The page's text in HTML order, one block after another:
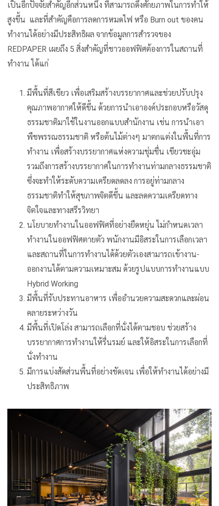
เป็นอีกปัจจัยสำคัญอีกส่วนหนึ่ง ที่สามารถดึงศักยภาพในการทำให้
สูงขึ้น และที่สำคัญคือการลดการหมดไฟ หรือ Burn out ของคน
ทำงานได้อย่างมีประสิทธิผล จากข้อมูลการสำรวจของ
REDPAPER เผยถึง 5 สิ่งสำคัญที่ชาวออฟฟิศต้องการในสถานที่
ทำงาน ได้แก่
มีพื้นที่สีเขียว เพื่อเสริมสร้างบรรยากาศและช่วยปรับปรุง
คุณภาพอากาศให้ดีขึ้น ด้วยการนำเอาองค์ประกอบหรือวัสดุ
ธรรมชาติมาใช้ในงานออกแบบสำนักงาน เช่น การนำเอา
พืชพรรณธรรมชาติ หรือต้นไม้ต่างๆ มาตกแต่งในพื้นที่การ
ทำงาน เพื่อสร้างบรรยากาศแห่งความชุ่มชื่น เขียวชะอุ่ม
รวมถึงการสร้างบรรยากาศในการทำงานท่ามกลางธรรมชาติ
ซึ่งจะทำให้ระดับความเครียดลดลง การอยู่ท่ามกลาง
ธรรมชาติทำให้สุขภาพจิตดีขึ้น และลดความเครียดทาง
จิตใจและทางสรีรวิทยา
นโยบายทำงานในออฟฟิศที่อย่างยืดหยุ่น ไม่กำหนดเวลา
ทำงานในออฟฟิศตายตัว พนักงานมีอิสระในการเลือกเวลา
และสถานที่ในการทำงานได้ด้วยตัวเองสามารถเข้างาน-
ออกงานได้ตามความเหมาะสม ด้วยรูปแบบการทำงานแบบ
Hybrid Working
มีพื้นที่รับประทานอาหาร เพื่ออำนวยความสะดวกและผ่อน
คลายระหว่างวัน
มีพื้นที่เปิดโล่ง สามารถเลือกที่นั่งได้ตามชอบ ช่วยสร้าง
บรรยากาศการทำงานให้รื่นรมย์ และให้อิสระในการเลือกที่
นั่งทำงาน
มีการแบ่งสัดส่วนพื้นที่อย่างชัดเจน เพื่อให้ทำงานได้อย่างมี
ประสิทธิภาพ